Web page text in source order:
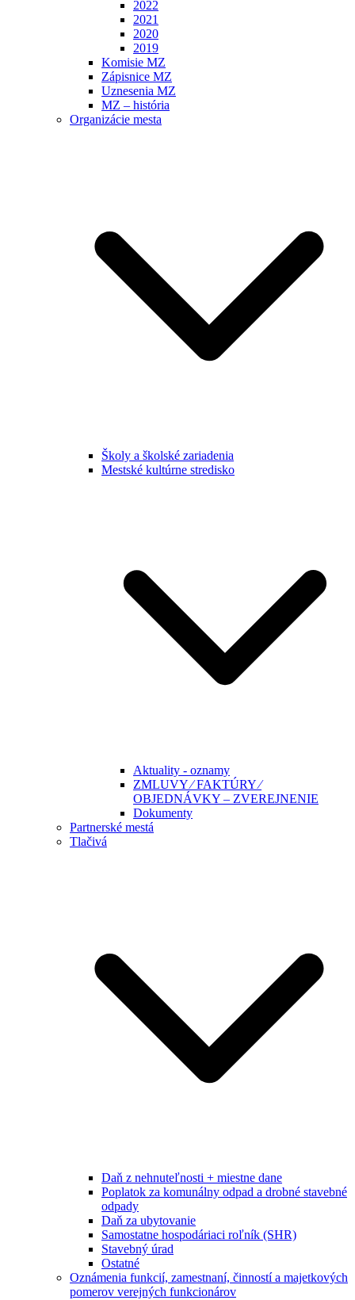
2022
2021
2020
2019
Komisie MZ
Zápisnice MZ
Uznesenia MZ
MZ – história
Organizácie mesta
Školy a školské zariadenia
Mestské kultúrne stredisko
Aktuality - oznamy
ZMLUVY ⁄ FAKTÚRY ⁄
OBJEDNÁVKY – ZVEREJNENIE
Dokumenty
Partnerské mestá
Tlačivá
Daň z nehnuteľnosti + miestne dane
Poplatok za komunálny odpad a drobné stavebné
odpady
Daň za ubytovanie
Samostatne hospodáriaci roľník (SHR)
Stavebný úrad
Ostatné
Oznámenia funkcií, zamestnaní, činností a majetkových
pomerov verejných funkcionárov